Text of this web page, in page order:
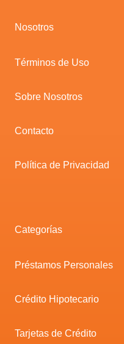
Nosotros
Términos de Uso
Sobre Nosotros
Contacto
Política de Privacidad
Categorías
Préstamos Personales
Crédito Hipotecario
Tarjetas de Crédito